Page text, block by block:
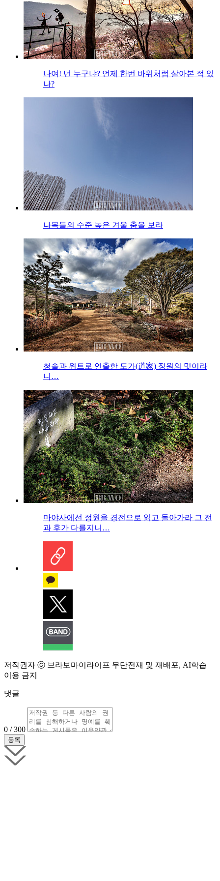
나여! 넌 누구냐? 언제 한번 바위처럼 살아본 적 있
나?
나목들의 수준 높은 겨울 춤을 보라
청솔과 위트로 연출한 도가(道家) 정원의 멋이라
니…
마야사에선 정원을 경전으로 읽고 돌아가라 그 전
과 후가 다를지니…
저작권자 ⓒ 브라보마이라이프 무단전재 및 재배포, AI학습
이용 금지
댓글
0 / 300